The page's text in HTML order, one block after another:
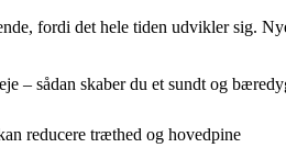
fordi det hele tiden udvikler sig.
– sådan skaber du et sundt og
reducere træthed og hovedpine